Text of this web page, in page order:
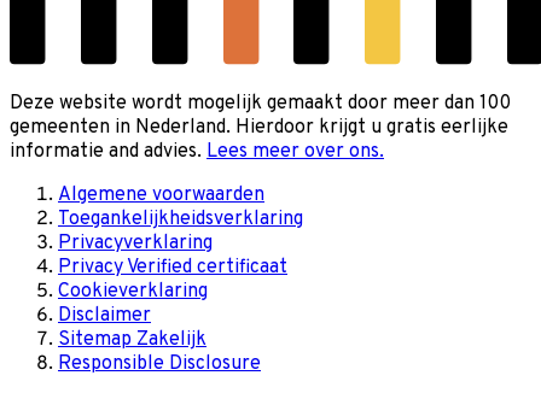
Deze website wordt mogelijk gemaakt door meer dan 100
gemeenten in Nederland. Hierdoor krijgt u gratis eerlijke
informatie and advies. Lees meer over ons.
Algemene voorwaarden
Toegankelijkheidsverklaring
Privacyverklaring
Privacy Verified certificaat
Cookieverklaring
Disclaimer
Sitemap Zakelijk
Responsible Disclosure